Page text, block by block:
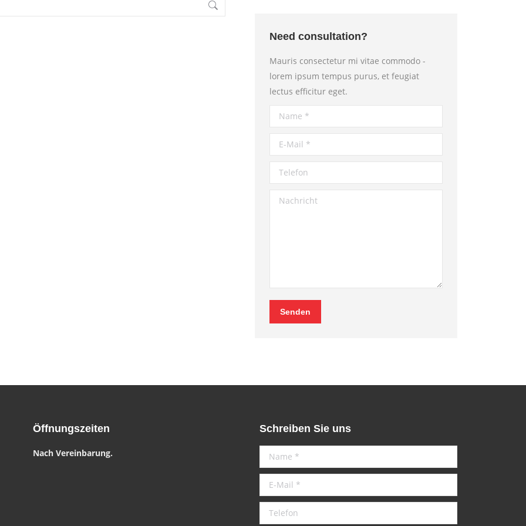
Need consultation?
Mauris consectetur mi vitae commodo -
lorem ipsum tempus purus, et feugiat
lectus efficitur eget.
Name *
E-Mail *
Telefon
Nachricht
Senden
Öffnungszeiten
Nach Vereinbarung.
Schreiben Sie uns
Name *
E-Mail *
Telefon